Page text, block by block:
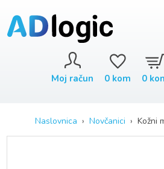
Moj račun 0 kom 0
Naslovnica › Novčanici › Kožni